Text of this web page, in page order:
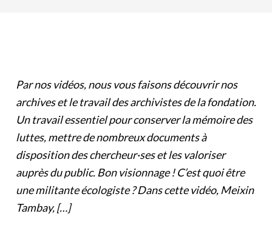
Par nos vidéos, nous vous faisons découvrir nos
archives et le travail des archivistes de la fondation.
Un travail essentiel pour conserver la mémoire des
luttes, mettre de nombreux documents à
disposition des chercheur·ses et les valoriser
auprès du public. Bon visionnage ! C’est quoi être
une militante écologiste ? Dans cette vidéo, Meixin
Tambay, […]